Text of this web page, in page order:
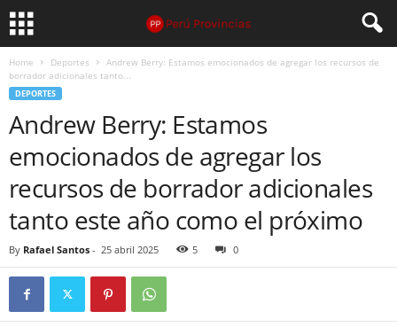
Home Deportes
Andrew Berry: Estamos emocionados de agregar los recursos de
borrador adicionales tanto...
DEPORTES
Andrew Berry: Estamos
emocionados de agregar los
recursos de borrador adicionales
tanto este año como el próximo
By Rafael Santos - 25 abril 2025 5 0